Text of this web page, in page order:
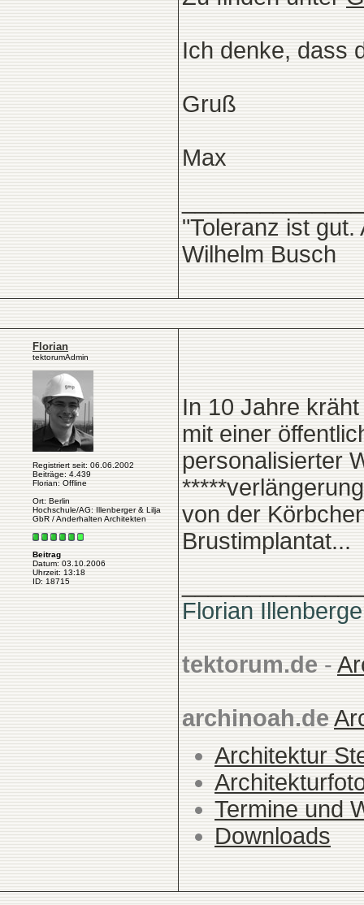
Ich denke, dass
Gruß
Max
"Toleranz ist
Wilhelm Busch
Florian
tektorumAdmin
Registriert seit: 06.06.2002
Beiträge: 4.439
Florian: Offline
Ort: Berlin
Hochschule/AG: Illenberger & Lilja
GbR / Anderhalten Architekten
Beitrag
Datum: 03.10.2006
Uhrzeit: 13:18
ID: 18715
In 10 Jahre
mit einer
personalisierter
von der
Brustimplantat...
Florian
tektorum.de -
archinoah.de
Architektur
Termine und
Downloads